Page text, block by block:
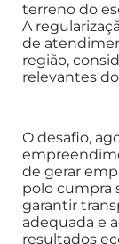
terreno do
A
de
região,
relevantes
O desafio,
de gerar
polo cumpra
garantir
adequada e
resultados